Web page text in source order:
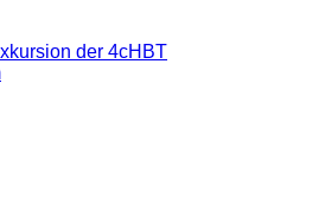
der 4cHBT